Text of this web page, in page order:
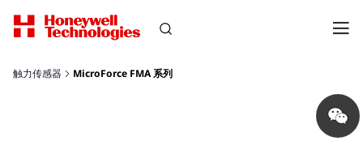
触力传感器 MicroForce FMA 系列
Share
on
wechat